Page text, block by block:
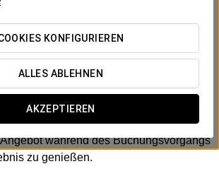
KONFIGURIEREN
ALLES ABLEHNEN
AKZEPTIEREN
des Eurostars Isla de
Erlebnis mit einem 90-
pro Person zum Thermal Club des
Toja.
während des Buchungsvorgangs
zu genießen.